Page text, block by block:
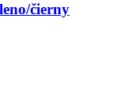
čierny